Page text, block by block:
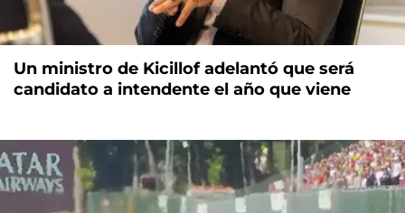
Un ministro de Kicillof adelantó que será
candidato a intendente el año que viene